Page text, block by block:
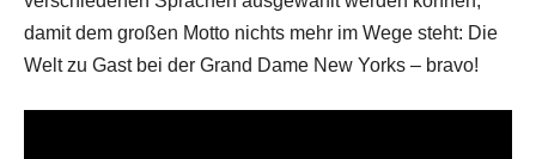
damit dem großen Motto nichts mehr im Wege steht: Die
Welt zu Gast bei der Grand Dame New Yorks – bravo!